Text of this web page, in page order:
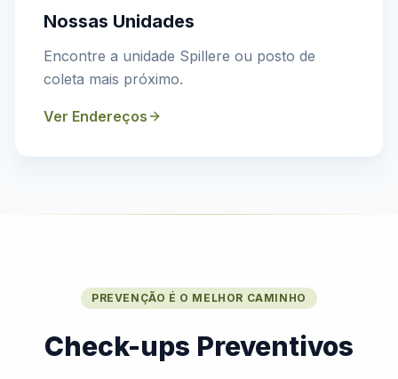
Nossas Unidades
Encontre a unidade Spillere ou posto de
coleta mais próximo.
Ver Endereços
PREVENÇÃO É O MELHOR CAMINHO
Check-ups Preventivos